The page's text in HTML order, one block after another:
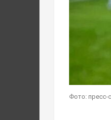
Фото: пресс-